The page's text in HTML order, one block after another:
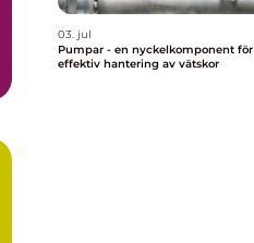
03. jul
Pumpar - en nyckelkomponent för
effektiv hantering av vätskor